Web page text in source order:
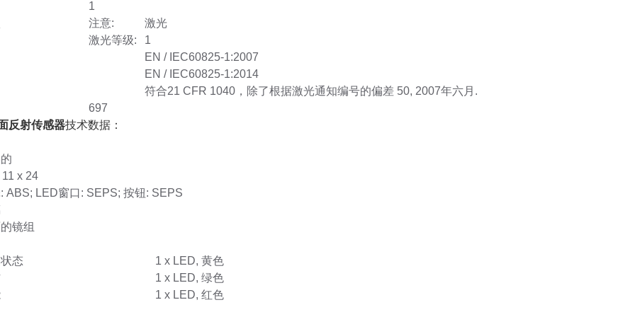
1
注意:
激光
激光等级:
1
EN / IEC60825-1:2007
EN / IEC60825-1:2014
符合21 CFR 1040，除了根据激光通知编号的偏差 50, 2007年六月.
697
反射传感器技术数据：
x 24
ABS; LED窗口: SEPS; 按钮: SEPS
镜组
态
1 x LED, 黄色
1 x LED, 绿色
1 x LED, 红色